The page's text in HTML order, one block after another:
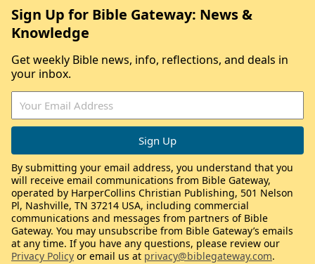
Sign Up for Bible Gateway: News &
Knowledge
Get weekly Bible news, info, reflections, and deals in
your inbox.
By submitting your email address, you understand that you
will receive email communications from Bible Gateway,
operated by HarperCollins Christian Publishing, 501 Nelson
Pl, Nashville, TN 37214 USA, including commercial
communications and messages from partners of Bible
Gateway. You may unsubscribe from Bible Gateway’s emails
at any time. If you have any questions, please review our
Privacy Policy or email us at privacy@biblegateway.com.